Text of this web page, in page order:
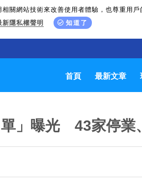
關網站技術來改善使用者體驗，也尊重用戶
新隱私權聲明
知道了
首頁 最新文章
」曝光 43家停業